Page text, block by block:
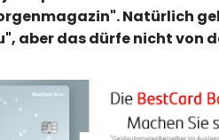
Natürlich
aber das dürfe nicht von